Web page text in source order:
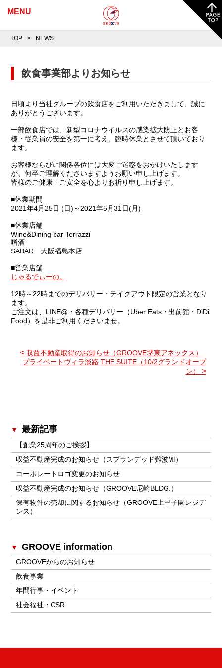
MENU
TOP NEWS
飲食事業部よりお知らせ
日頃より当社グループの飲食店をご利用いただきまして、誠に
ありがとうございます。
一部飲食店では、新型コロナウイルスの感染拡大防止とお客
様・従業員の安全を第一に考え、臨時休業とさせて頂いており
ます。
お客様ならびに関係各位には大変ご迷惑をおかけいたします
が、何卒ご理解くださいますようお願い申し上げます。
皆様のご健康・ご安全を心よりお祈り申し上げます。
■休業期間
2021年4月25日 (日)～2021年5月31日(月)
■休業店舗
Wine&Dining bar Terrazzi
嗜酒
SABAR 大阪福島本店
■営業店舗
じゃるでぃーの。
12時～22時までのデリバリー・テイクアウト限定の営業となり
ます。
ご注文は、LINE@・各種デリバリー（Uber Eats・出前館・DiDi
Food）を是非ご利用くださいませ。
< 収益不動産取得のお知らせ（GROOVE堺東アネックス）
プライベートヴィラ淡路 THE SUITE（10/2グランドオープ
ン） >
最新記事
【創業25周年のご挨拶】
収益不動産完成のお知らせ（スプランデッド難波Ⅶ）
コーポレートロゴ変更のお知らせ
収益不動産完成のお知らせ（GROOVE尼崎BLDG.）
保有物件の売却に関するお知らせ（GROOVE上甲子園レジデ
ンス）
GROOVE information
GROOVEからのお知らせ
飲食事業
年間行事・イベント
社会福祉・CSR